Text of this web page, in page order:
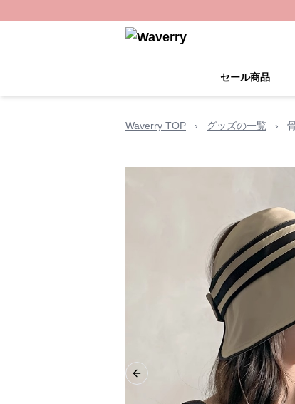
セール商品
Waverry TOP › グッズの一覧 ›
Previous slide